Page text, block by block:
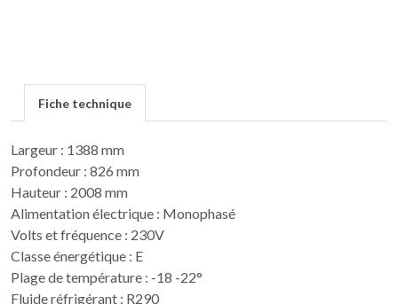
Fiche technique
Largeur : 1388 mm
Profondeur : 826 mm
Hauteur : 2008 mm
Alimentation électrique : Monophasé
Volts et fréquence : 230V
Classe énergétique : E
Plage de température : -18 -22°
Fluide réfrigérant : R290